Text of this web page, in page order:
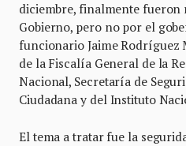
diciembre, finalmente fueron
Gobierno, pero no por el
funcionario Jaime Rodríguez
de la Fiscalía General de la
Nacional, Secretaría de
Ciudadana y del Instituto
El tema a tratar fue la